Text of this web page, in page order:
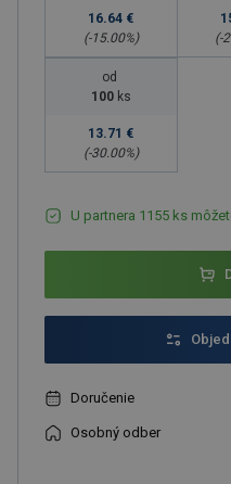
16.64 €
(-15.00%)
(-
od
100 ks
13.71 €
(-30.00%)
U partnera 1155 ks
Doručenie
Osobný odber